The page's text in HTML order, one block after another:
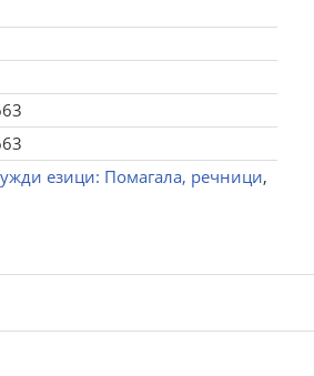
езици: Помагала, речници,